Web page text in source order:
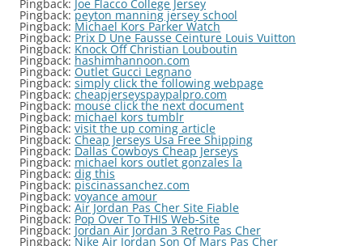
Pingback:Joe Flacco College Jersey
Pingback:peyton manning jersey school
Pingback: Michael Kors Parker Watch
Pingback: Prix D Une Fausse Ceinture Louis Vuitton
Pingback: Knock Off Christian Louboutin
Pingback: hashimhannoon.com
Pingback: Outlet Gucci Legnano
Pingback: simply click the following webpage
Pingback: cheapjerseyspaypalpro.com
Pingback: mouse click the next document
Pingback: michael kors tumblr
Pingback: visit the up coming article
Pingback: Cheap Jerseys Usa Free Shipping
Pingback: Dallas Cowboys Cheap Jerseys
Pingback: michael kors outlet gonzales la
Pingback: dig this
Pingback: piscinassanchez.com
Pingback: voyance amour
Pingback: Air Jordan Pas Cher Site Fiable
Pingback: Pop Over To THIS Web-Site
Pingback: Jordan Air Jordan 3 Retro Pas Cher
Pingback:Nike Air Jordan Son Of Mars Pas Cher